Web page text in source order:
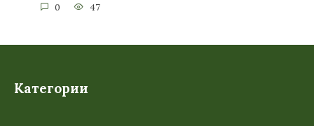
0 47
Категории